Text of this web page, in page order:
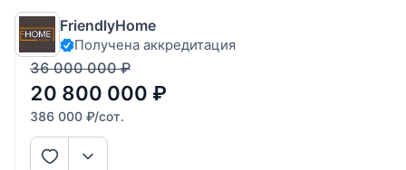
преимущественно хвойных пород), электричество 15 кВт (
ТУ получены ), возможность подключения газа. Приватное
FriendlyHome
Получена аккредитация
36 000 000 ₽
20 800 000 ₽
386 000 ₽/сот.